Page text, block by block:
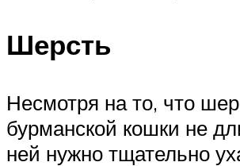
Шерсть
Несмотря на то, что
бурманской кошки не
ней нужно тщательно